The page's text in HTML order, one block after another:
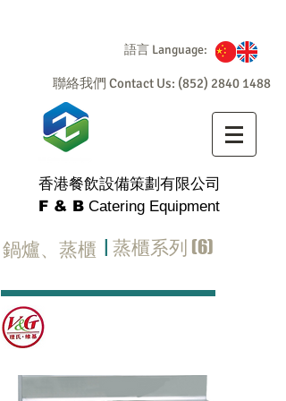
語言 Language:
聯絡我們 Contact Us: (852) 2840 1488
香港餐飲設備策劃有限公司
F & B Catering Equipment
鍋爐、蒸櫃 | 蒸櫃系列 (6)